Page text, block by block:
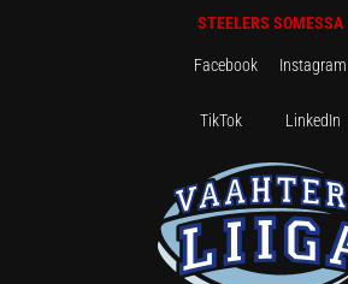
STEELERS SOMESSA
Facebook Instagram
TikTok LinkedIn